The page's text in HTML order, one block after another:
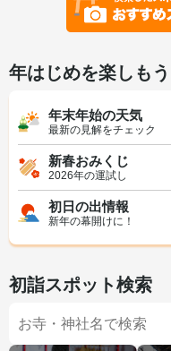
年はじめを楽しもう
年末年始の天気
最新の見解をチェック
新春おみくじ
2026年の運試し
初日の出情報
新年の幕開けに！
初詣スポット検索